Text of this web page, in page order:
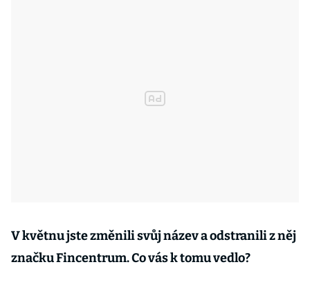
V květnu jste změnili svůj název a odstranili z něj
značku Fincentrum. Co vás k tomu vedlo?